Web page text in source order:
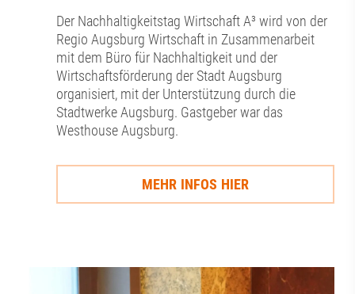
Der Nachhaltigkeitstag Wirtschaft A³ wird von der
Regio Augsburg Wirtschaft in Zusammenarbeit
mit dem Büro für Nachhaltigkeit und der
Wirtschaftsförderung der Stadt Augsburg
organisiert, mit der Unterstützung durch die
Stadtwerke Augsburg. Gastgeber war das
Westhouse Augsburg.
MEHR INFOS HIER